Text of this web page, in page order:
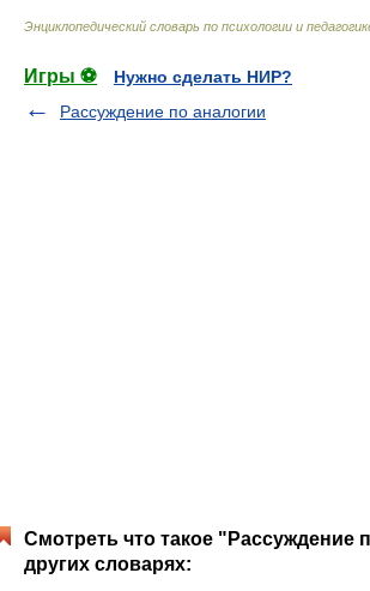
Энциклопедический словарь по психологии и
Игры ⚽
Нужно сделать НИР?
Рассуждение по аналогии
Смотреть что такое "Рассуждение
других словарях: